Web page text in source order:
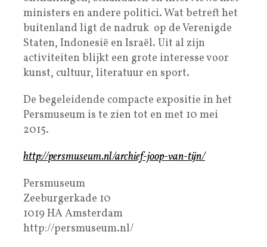
ministers en andere politici. Wat betreft het
buitenland ligt de nadruk op de Verenigde
Staten, Indonesië en Israël. Uit al zijn
activiteiten blijkt een grote interesse voor
kunst, cultuur, literatuur en sport.
De begeleidende compacte expositie in het
Persmuseum is te zien tot en met 10 mei
2015.
http://persmuseum.nl/archief-joop-van-tijn/
Persmuseum
Zeeburgerkade 10
1019 HA Amsterdam
http://persmuseum.nl/